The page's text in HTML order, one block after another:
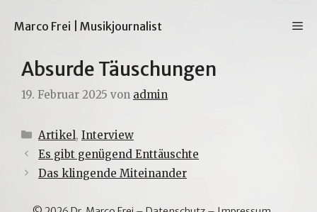
InhaltMarco Frei | Musikjournalist
Absurde Täuschungen
19. Februar 2025 von admin
Kategorien
Artikel, Interview
Es gibt genügend Enttäuschte
Das klingende Miteinander